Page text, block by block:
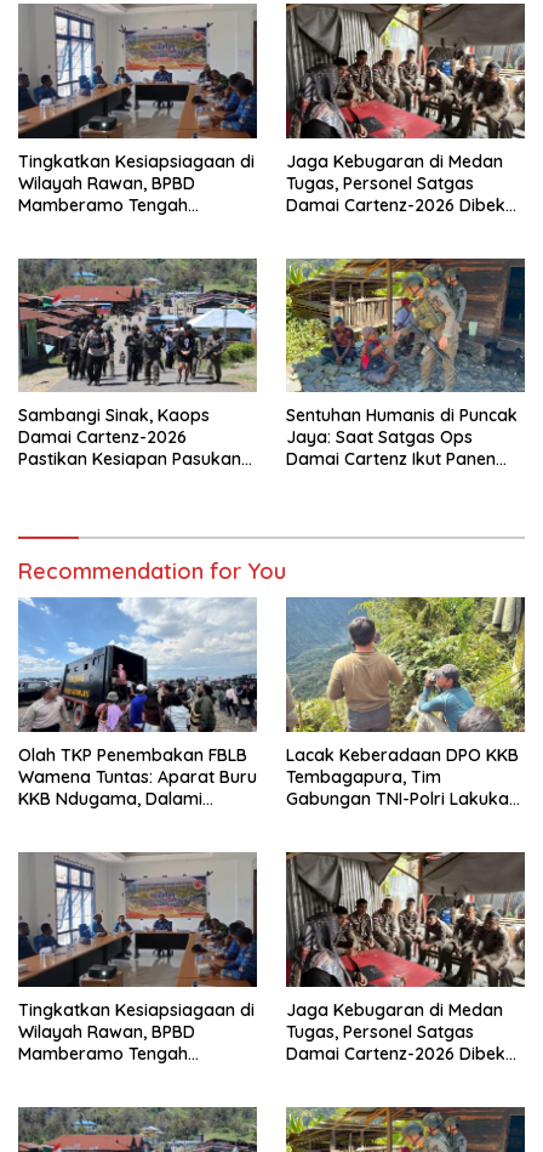
Tingkatkan Kesiapsiagaan di
Wilayah Rawan, BPBD
Mamberamo Tengah
Jaga Kebugaran di Medan
Tugas, Personel Satgas
Damai Cartenz-2026 Dibekali
Sambangi Sinak, Kaops
Damai Cartenz-2026
Pastikan Kesiapan Pasukan
Sentuhan Humanis di Puncak
Jaya: Saat Satgas Ops
Damai Cartenz Ikut Panen
Recommendation for You
Olah TKP Penembakan FBLB
Wamena Tuntas: Aparat Buru
KKB Ndugama, Dalami
Lacak Keberadaan DPO KKB
Tembagapura, Tim
Gabungan TNI-Polri Lakukan
Tingkatkan Kesiapsiagaan di
Wilayah Rawan, BPBD
Mamberamo Tengah
Jaga Kebugaran di Medan
Tugas, Personel Satgas
Damai Cartenz-2026 Dibekali